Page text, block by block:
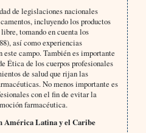
de legislaciones nacionales
incluyendo los productos
tomando en cuenta los
así como experiencias
este campo. También es importante
Ética de los cuerpos profesionales
de salud que rijan las
No menos importante es
con el fin de evitar la
farmacéutica.
América Latina y el Caribe